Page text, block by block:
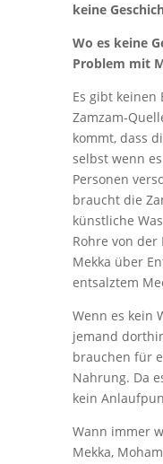
keine
Wo es keine
Problem mit
Es gibt keinen
Zamzam-
kommt, dass
selbst wenn
Personen
braucht die
künstliche
Rohre von
Mekka über
entsalztem
Wenn es kein
jemand
brauchen für
Nahrung. Da
kein
Wann immer
Mekka,